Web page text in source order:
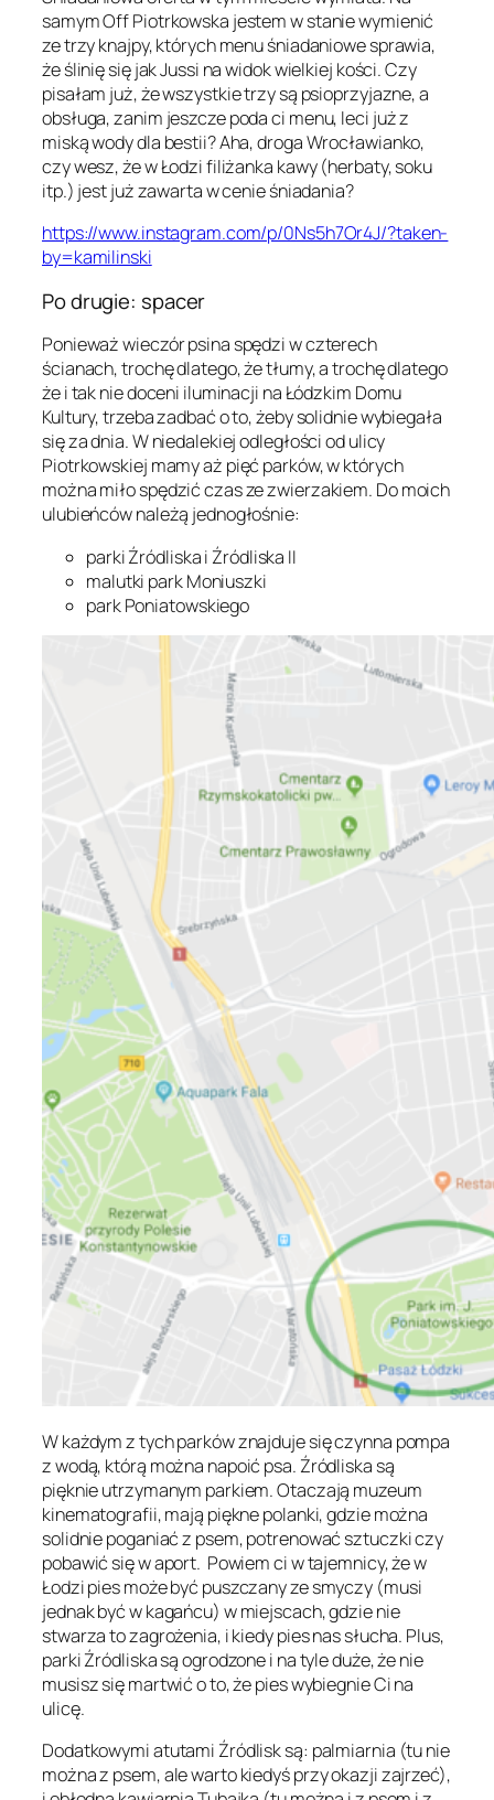
samym Off Piotrkowska jestem w stanie wymienić
ze trzy knajpy, których menu śniadaniowe sprawia,
że ślinię się jak Jussi na widok wielkiej kości. Czy
pisałam już, że wszystkie trzy są psioprzyjazne, a
obsługa, zanim jeszcze poda ci menu, leci już z
miską wody dla bestii? Aha, droga Wrocławianko,
czy wesz, że w Łodzi filiżanka kawy (herbaty, soku
itp.) jest już zawarta w cenie śniadania?
https://www.instagram.com/p/0Ns5h7Or4J/?taken-
by=kamilinski
Po drugie: spacer
Ponieważ wieczór psina spędzi w czterech
ścianach, trochę dlatego, że tłumy, a trochę dlatego
że i tak nie doceni iluminacji na Łódzkim Domu
Kultury, trzeba zadbać o to, żeby solidnie wybiegała
się za dnia. W niedalekiej odległości od ulicy
Piotrkowskiej mamy aż pięć parków, w których
można miło spędzić czas ze zwierzakiem. Do moich
ulubieńców należą jednogłośnie:
parki Źródliska i Źródliska II
malutki park Moniuszki
park Poniatowskiego
W każdym z tych parków znajduje się czynna pompa
z wodą, którą można napoić psa. Źródliska są
pięknie utrzymanym parkiem. Otaczają muzeum
kinematografii, mają piękne polanki, gdzie można
solidnie poganiać z psem, potrenować sztuczki czy
pobawić się w aport. Powiem ci w tajemnicy, że w
Łodzi pies może być puszczany ze smyczy (musi
jednak być w kagańcu) w miejscach, gdzie nie
stwarza to zagrożenia, i kiedy pies nas słucha. Plus,
parki Źródliska są ogrodzone i na tyle duże, że nie
musisz się martwić o to, że pies wybiegnie Ci na
ulicę.
Dodatkowymi atutami Źródlisk są: palmiarnia (tu nie
można z psem, ale warto kiedyś przy okazji zajrzeć),